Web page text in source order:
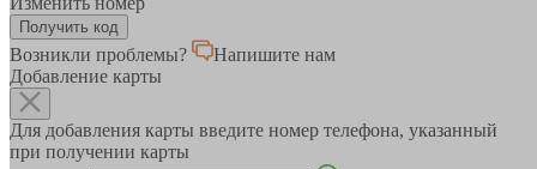
Возникли проблемы?
Напишите нам
Добавление карты
Для добавления карты введите номер телефона, указанный
при получении карты